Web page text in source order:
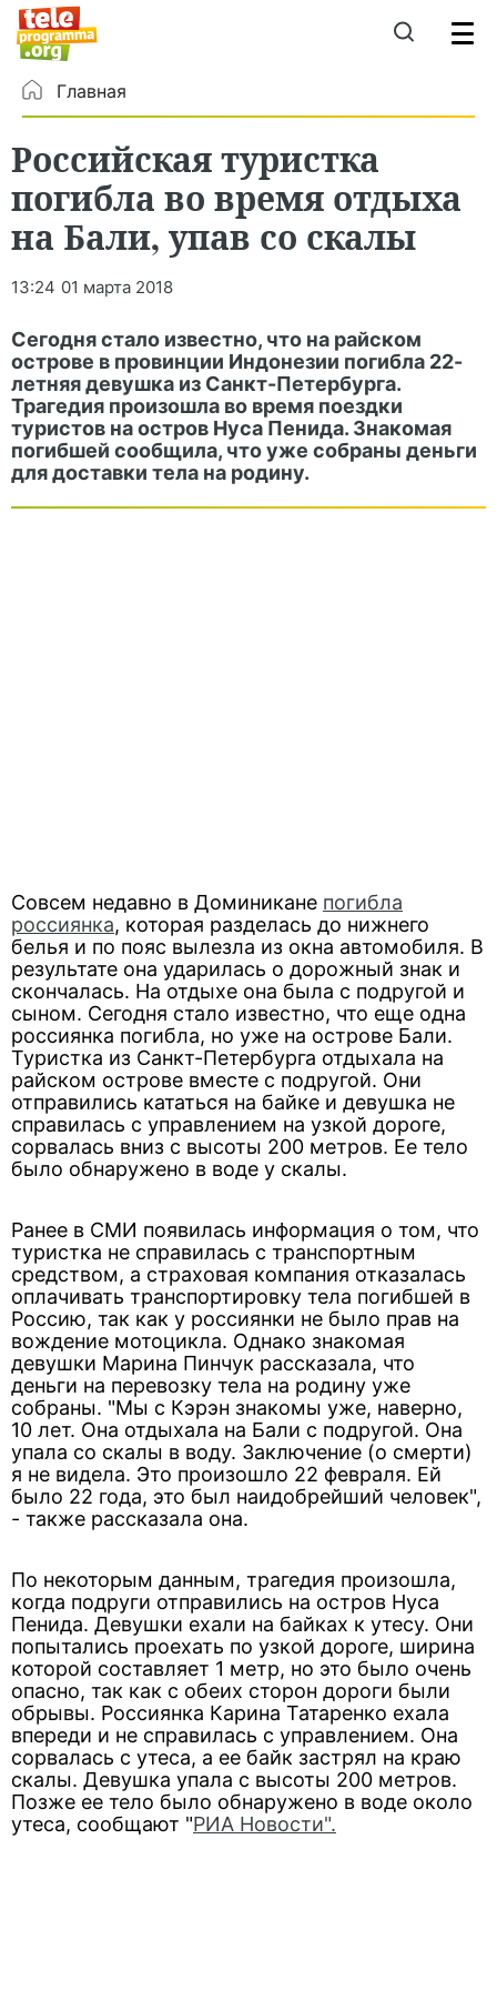
Главная
Российская туристка
погибла во время отдыха
на Бали, упав со скалы
13:24 01 марта 2018
Сегодня стало известно, что на райском
острове в провинции Индонезии погибла 22-
летняя девушка из Санкт-Петербурга.
Трагедия произошла во время поездки
туристов на остров Нуса Пенида. Знакомая
погибшей сообщила, что уже собраны деньги
для доставки тела на родину.
Совсем недавно в Доминикане погибла
россиянка, которая разделась до нижнего
белья и по пояс вылезла из окна автомобиля. В
результате она ударилась о дорожный знак и
скончалась. На отдыхе она была с подругой и
сыном. Сегодня стало известно, что еще одна
россиянка погибла, но уже на острове Бали.
Туристка из Санкт-Петербурга отдыхала на
райском острове вместе с подругой. Они
отправились кататься на байке и девушка не
справилась с управлением на узкой дороге,
сорвалась вниз с высоты 200 метров. Ее тело
было обнаружено в воде у скалы.
Ранее в СМИ появилась информация о том, что
туристка не справилась с транспортным
средством, а страховая компания отказалась
оплачивать транспортировку тела погибшей в
Россию, так как у россиянки не было прав на
вождение мотоцикла. Однако знакомая
девушки Марина Пинчук рассказала, что
деньги на перевозку тела на родину уже
собраны. "Мы с Кэрэн знакомы уже, наверно,
10 лет. Она отдыхала на Бали с подругой. Она
упала со скалы в воду. Заключение (о смерти)
я не видела. Это произошло 22 февраля. Ей
было 22 года, это был наидобрейший человек",
- также рассказала она.
По некоторым данным, трагедия произошла,
когда подруги отправились на остров Нуса
Пенида. Девушки ехали на байках к утесу. Они
попытались проехать по узкой дороге, ширина
которой составляет 1 метр, но это было очень
опасно, так как с обеих сторон дороги были
обрывы. Россиянка Карина Татаренко ехала
впереди и не справилась с управлением. Она
сорвалась с утеса, а ее байк застрял на краю
скалы. Девушка упала с высоты 200 метров.
Позже ее тело было обнаружено в воде около
утеса, сообщают "РИА Новости".